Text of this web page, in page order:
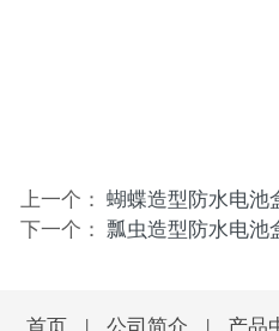
上一个： 蝴蝶造型防水电池
下一个： 瓢虫造型防水电池